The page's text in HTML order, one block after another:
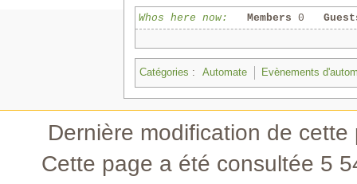
Whos here now: Members 0
Catégories : Automate Evènements
Dernière modification de
Cette page a été consultée 5